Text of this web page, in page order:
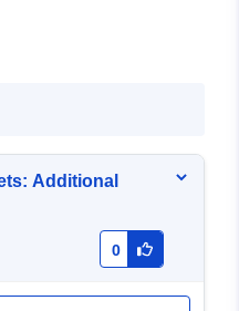
Additional
0